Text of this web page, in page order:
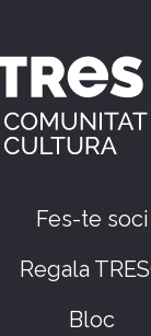
Fes-te soci
Regala
Bloc